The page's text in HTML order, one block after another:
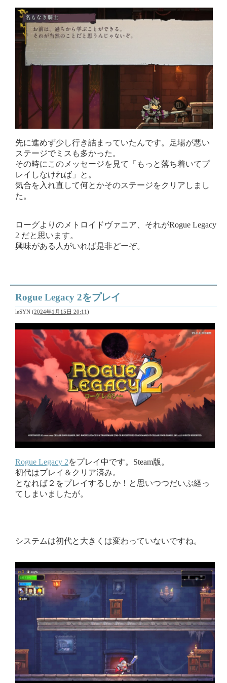
先に進めず少し行き詰まっていたんです。足場が悪い
ステージでミスも多かった。
その時にこのメッセージを見て「もっと落ち着いてプ
レイしなければ」と。
気合を入れ直して何とかそのステージをクリアしまし
た。
ローグよりのメトロイドヴァニア、それがRogue Legacy
2 だと思います。
興味がある人がいれば是非どーぞ。
Rogue Legacy 2をプレイ
leSYN (2024年1月15日 20:11)
Rogue Legacy 2をプレイ中です。Steam版。
初代はプレイ＆クリア済み。
となれば２をプレイするしか！と思いつつだいぶ経っ
てしまいましたが。
システムは初代と大きくは変わっていないですね。